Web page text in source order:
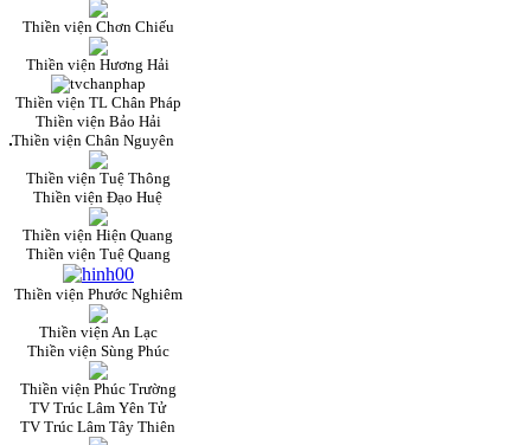
Thiền viện Chơn Chiếu
Thiền viện Hương Hải
Thiền viện TL Chân Pháp
Thiền viện Bảo Hải
Thiền viện Chân Nguyên
Thiền viện Tuệ Thông
Thiền viện Đạo Huệ
Thiền viện Hiện Quang
Thiền viện Tuệ Quang
Thiền viện Phước Nghiêm
Thiền viện An Lạc
Thiền viện Sùng Phúc
Thiền viện Phúc Trường
TV Trúc Lâm Yên Tử
TV Trúc Lâm Tây Thiên